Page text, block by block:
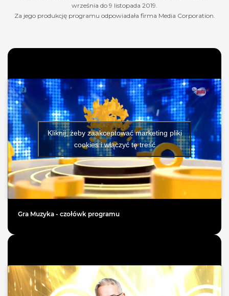
września do 9 listopada 2019.
Za jego produkcję programu odpowiadała firma Media Corporation.
Kliknij, żeby zaakceptować marketing pliki
cookies i włączyć tę treść
Gra Muzyka - czołówk programu